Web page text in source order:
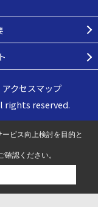
アクセスマップ
rights reserved.
ビス向上検討を目的と
確認ください。